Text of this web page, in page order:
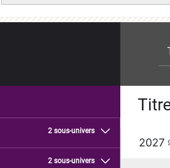
2 sous-univers
2 sous-univers
2027